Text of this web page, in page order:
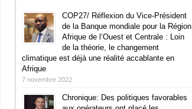
COP27/ Réflexion du Vice-Président
de la Banque mondiale pour la Région
Afrique de l’Ouest et Centrale : Loin
de la théorie, le changement
climatique est déjà une réalité accablante en
Afrique
7 novembre 2022
Chronique: Des politiques favorables